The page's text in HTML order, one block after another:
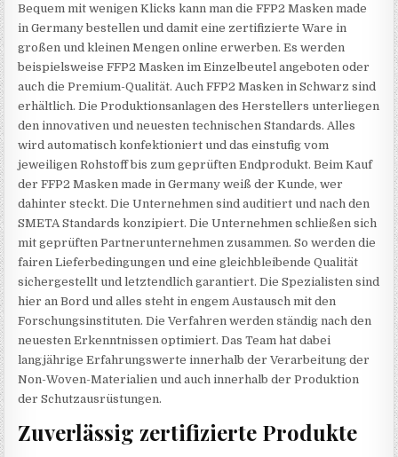
Bequem mit wenigen Klicks kann man die FFP2 Masken made
in Germany bestellen und damit eine zertifizierte Ware in
großen und kleinen Mengen online erwerben. Es werden
beispielsweise FFP2 Masken im Einzelbeutel angeboten oder
auch die Premium-Qualität. Auch FFP2 Masken in Schwarz sind
erhältlich. Die Produktionsanlagen des Herstellers unterliegen
den innovativen und neuesten technischen Standards. Alles
wird automatisch konfektioniert und das einstufig vom
jeweiligen Rohstoff bis zum geprüften Endprodukt. Beim Kauf
der FFP2 Masken made in Germany weiß der Kunde, wer
dahinter steckt. Die Unternehmen sind auditiert und nach den
SMETA Standards konzipiert. Die Unternehmen schließen sich
mit geprüften Partnerunternehmen zusammen. So werden die
fairen Lieferbedingungen und eine gleichbleibende Qualität
sichergestellt und letztendlich garantiert. Die Spezialisten sind
hier an Bord und alles steht in engem Austausch mit den
Forschungsinstituten. Die Verfahren werden ständig nach den
neuesten Erkenntnissen optimiert. Das Team hat dabei
langjährige Erfahrungswerte innerhalb der Verarbeitung der
Non-Woven-Materialien und auch innerhalb der Produktion
der Schutzausrüstungen.
Zuverlässig zertifizierte Produkte